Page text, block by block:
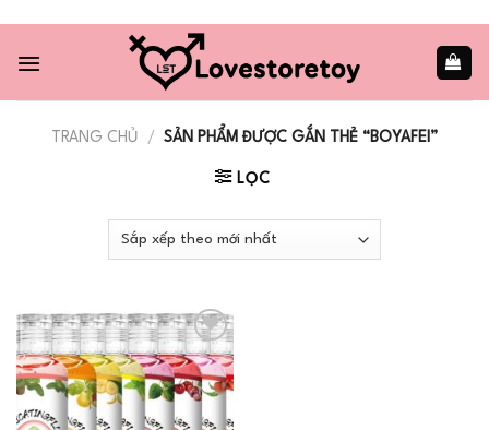
content
TRANG CHỦ / SẢN PHẨM ĐƯỢC GẮN THẺ “BOYAFEI”
LỌC
Add to